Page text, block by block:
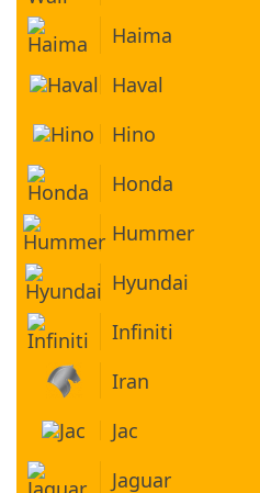
Haima
Haval
Hino
Honda
Hummer
Hyundai
Infiniti
Iran
Jac
Jaguar